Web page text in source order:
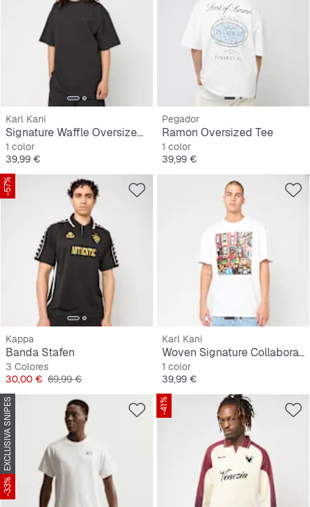
Karl Kani
Signature Waffle Oversized T-Shirt
1 color
Precio
39,99 €
Pegador
Ramon Oversized Tee
1 color
Precio
39,99 €
-57%
Kappa
Banda Stafen
3 Colores
Precio
30,00 € Precio original
69,99 €
Karl Kani
Woven Signature Collaboration Oversized T-Shirt
1 color
Precio
39,99 €
EXCLUSIVA SNIPES
-33%
-41%